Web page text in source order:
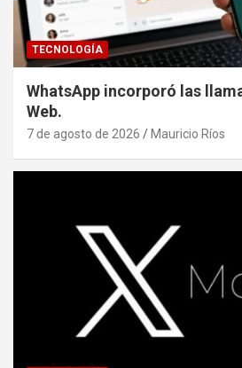
TECNOLOGÍA
WhatsApp incorporó las
Web.
7 de agosto de 2026 Mauricio Ríos